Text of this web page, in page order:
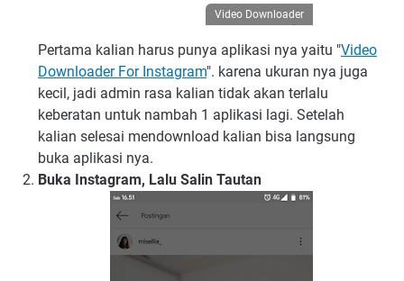
Video Downloader
Pertama kalian harus punya aplikasi nya yaitu "Video
Downloader For Instagram". karena ukuran nya juga
kecil, jadi admin rasa kalian tidak akan terlalu
keberatan untuk nambah 1 aplikasi lagi. Setelah
kalian selesai mendownload kalian bisa langsung
buka aplikasi nya.
Buka Instagram, Lalu Salin Tautan